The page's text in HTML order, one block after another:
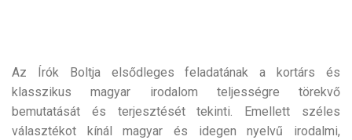
Az Írók Boltja elsődleges feladatának a kortárs és
klasszikus magyar irodalom teljességre törekvő
bemutatását és terjesztését tekinti. Emellett széles
választékot kínál magyar és idegen nyelvű irodalmi,